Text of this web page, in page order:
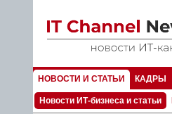
НОВОСТИ И СТАТЬИ КАДРЫ
НОМЕРА
Новости ИТ-бизнеса и статьи